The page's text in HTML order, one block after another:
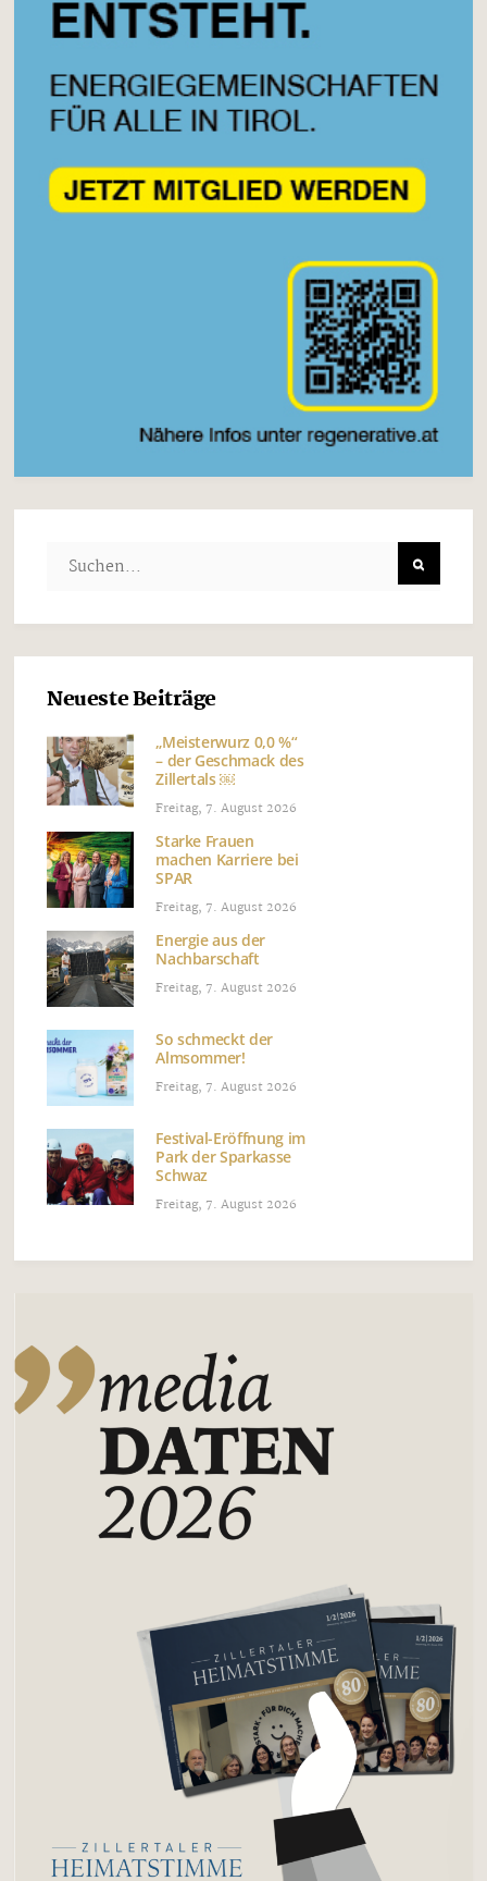
Neueste Beiträge
„Meisterwurz 0,0 %“
– der Geschmack des
Zillertals ￼
Freitag, 7. August 2026
Starke Frauen
machen Karriere bei
SPAR
Freitag, 7. August 2026
Energie aus der
Nachbarschaft
Freitag, 7. August 2026
So schmeckt der
Almsommer!
Freitag, 7. August 2026
Festival-Eröffnung im
Park der Sparkasse
Schwaz
Freitag, 7. August 2026